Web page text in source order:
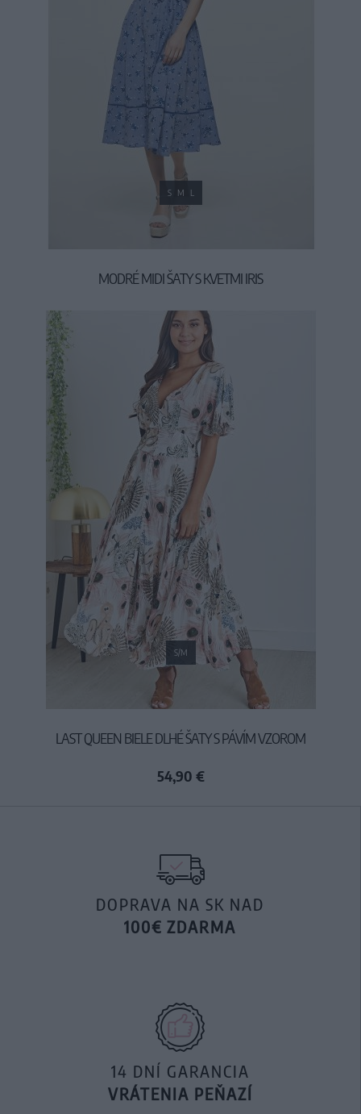
S M L
MODRÉ MIDI ŠATY S KVETMI IRIS
59,90 €
S/M
LAST QUEEN BIELE DLHÉ ŠATY S PÁVÍM VZOROM
54,90 €
DOPRAVA NA SK NAD
100€ ZDARMA
14 DNÍ GARANCIA
VRÁTENIA PEŇAZÍ